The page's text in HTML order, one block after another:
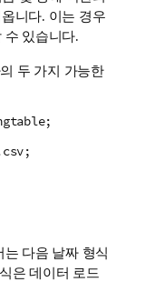
니다. 이는 경우
수 있습니다.
두 가지 가능한
다음 날짜 형식
은 데이터 로드